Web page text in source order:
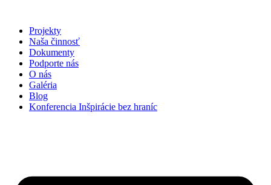
obsah
Projekty
Naša činnosť
Dokumenty
Podporte nás
O nás
Galéria
Blog
Konferencia Inšpirácie bez hraníc